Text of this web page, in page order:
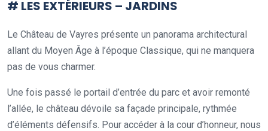
# LES EXTÉRIEURS – JARDINS
Le Château de Vayres présente un panorama architectural
allant du Moyen Âge à l’époque Classique, qui ne manquera
pas de vous charmer.
Une fois passé le portail d’entrée du parc et avoir remonté
l’allée, le château dévoile sa façade principale, rythmée
d’éléments défensifs. Pour accéder à la cour d’honneur, nous